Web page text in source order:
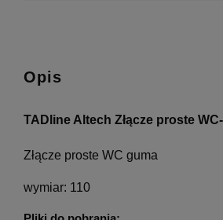
Opis
TADline Altech Złącze proste
Złącze proste WC guma
wymiar: 110